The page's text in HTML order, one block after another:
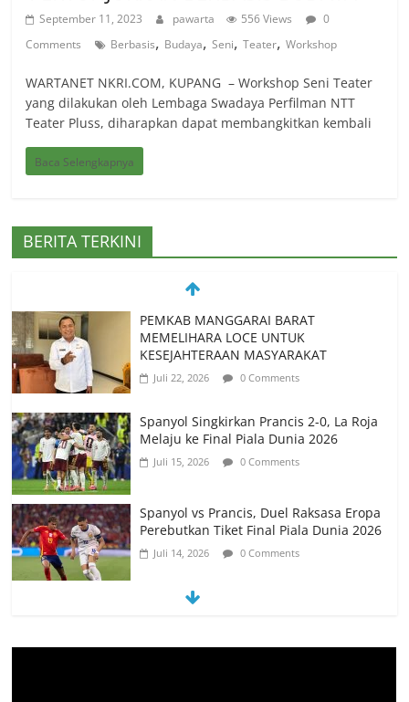
September 11, 2023 pawarta 556 Views
0
Comments
Berbasis, Budaya,Seni,Teater,Workshop
WARTANET NKRI.COM, KUPANG – Workshop Seni Teater
yang dilakukan oleh Lembaga Swadaya Perfilman NTT
Teater Pluss, diharapkan dapat membangkitkan kembali
Baca Selengkapnya
BERITA TERKINI
PEMKAB MANGGARAI BARAT
MEMELIHARA LOCE UNTUK
KESEJAHTERAAN MASYARAKAT
Juli 22, 2026 0 Comments
Spanyol Singkirkan Prancis 2-0, La Roja
Melaju ke Final Piala Dunia 2026
Juli 15, 2026 0 Comments
Spanyol vs Prancis, Duel Raksasa Eropa
Perebutkan Tiket Final Piala Dunia 2026
Juli 14, 2026 0 Comments
Memanfaatkan Artificial Intelligence